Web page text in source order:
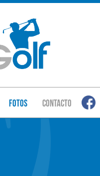
Fotos Contacto